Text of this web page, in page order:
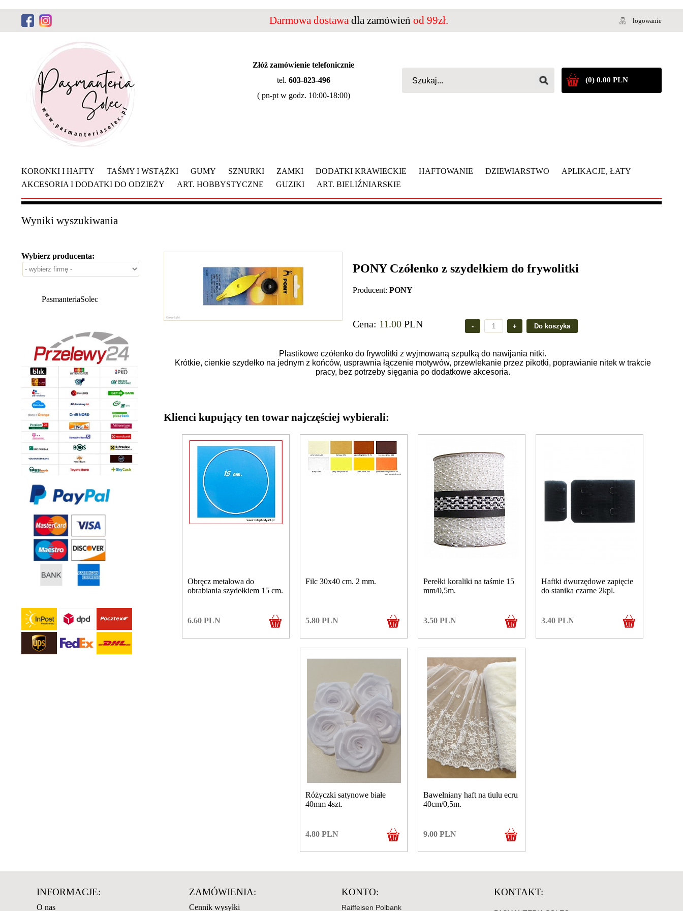
Darmowa dostawa dla zamówień od 99zł. logowanie
Złóż zamówienie telefonicznie
tel. 603-823-496
( pn-pt w godz. 10:00-18:00)
(0) 0.00 PLN
KORONKI I HAFTY TAŚMY I WSTĄŻKI GUMY SZNURKI ZAMKI DODATKI KRAWIECKIE HAFTOWANIE DZIEWIARSTWO
APLIKACJE, ŁATY
AKCESORIA I DODATKI DO ODZIEŻY
ART. HOBBYSTYCZNE GUZIKI ART. BIELIŹNIARSKIE
Wyniki wyszukiwania
Wybierz producenta:
PasmanteriaSolec
PONY Czółenko z szydełkiem do frywolitki
Producent: PONY
Cena: 11.00 PLN
Plastikowe czółenko do frywolitki z wyjmowaną szpulką do nawijania nitki.
Krótkie, cienkie szydełko na jednym z końców, usprawnia łączenie motywów, przewlekanie przez pikotki, poprawianie nitek w trakcie
pracy, bez potrzeby sięgania po dodatkowe akcesoria.
Klienci kupujący ten towar najczęściej wybierali:
Obręcz metalowa do
obrabiania szydełkiem 15 cm.
6.60 PLN
Filc 30x40 cm. 2 mm.
5.80 PLN
Perełki koraliki na taśmie 15
mm/0,5m.
3.50 PLN
Haftki dwurzędowe zapięcie
do stanika czarne 2kpl.
3.40 PLN
Różyczki satynowe białe
40mm 4szt.
4.80 PLN
Bawełniany haft na tiulu ecru
40cm/0,5m.
9.00 PLN
INFORMACJE:
O nas
ZAMÓWIENIA:
Cennik wysyłki
KONTO:
Raiffeisen Polbank
KONTAKT: